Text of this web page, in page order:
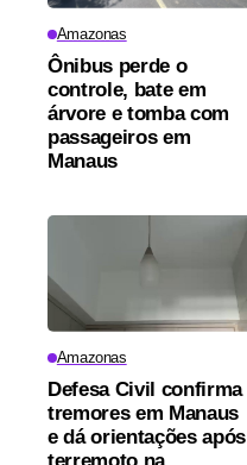
Amazonas
Ônibus perde o
controle, bate em
árvore e tomba com
passageiros em
Manaus
Amazonas
Defesa Civil confirma
tremores em Manaus
e dá orientações após